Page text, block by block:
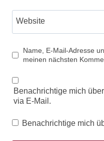
Website
Name, E-Mail-Adresse
meinen nächsten
Benachrichtige mich
via E-Mail.
Benachrichtige mich